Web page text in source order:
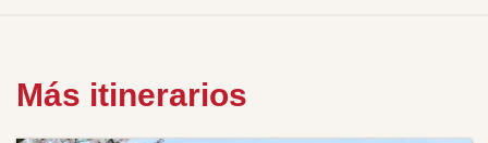
Más itinerarios